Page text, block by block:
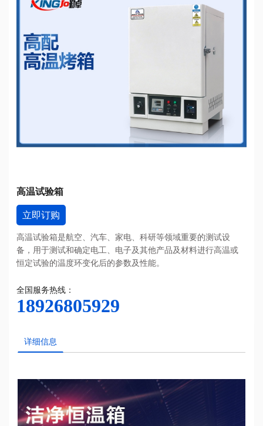
高温试验箱
立即订购
高温试验箱是航空、汽车、家电、科研等领域重要的测试设
备，用于测试和确定电工、电子及其他产品及材料进行高温或
恒定试验的温度环变化后的参数及性能。
全国服务热线：
18926805929
详细信息